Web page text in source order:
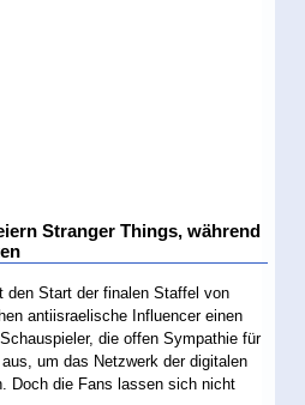
Stranger Things, während
den Start der finalen Staffel von
antiisraelische Influencer einen
die offen Sympathie für
um das Netzwerk der digitalen
Doch die Fans lassen sich nicht